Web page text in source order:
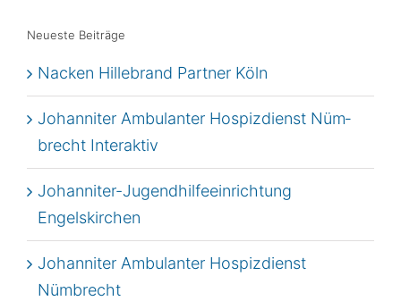
Neu­es­te Beiträge
Nacken Hil­le­brand Part­ner Köln
Johan­ni­ter Ambu­lan­ter Hos­piz­dienst Nüm­
brecht Interaktiv
Johan­ni­ter-Jugend­hil­fe­ein­rich­tung
Engelskirchen
Johan­ni­ter Ambu­lan­ter Hos­piz­dienst
Nümbrecht